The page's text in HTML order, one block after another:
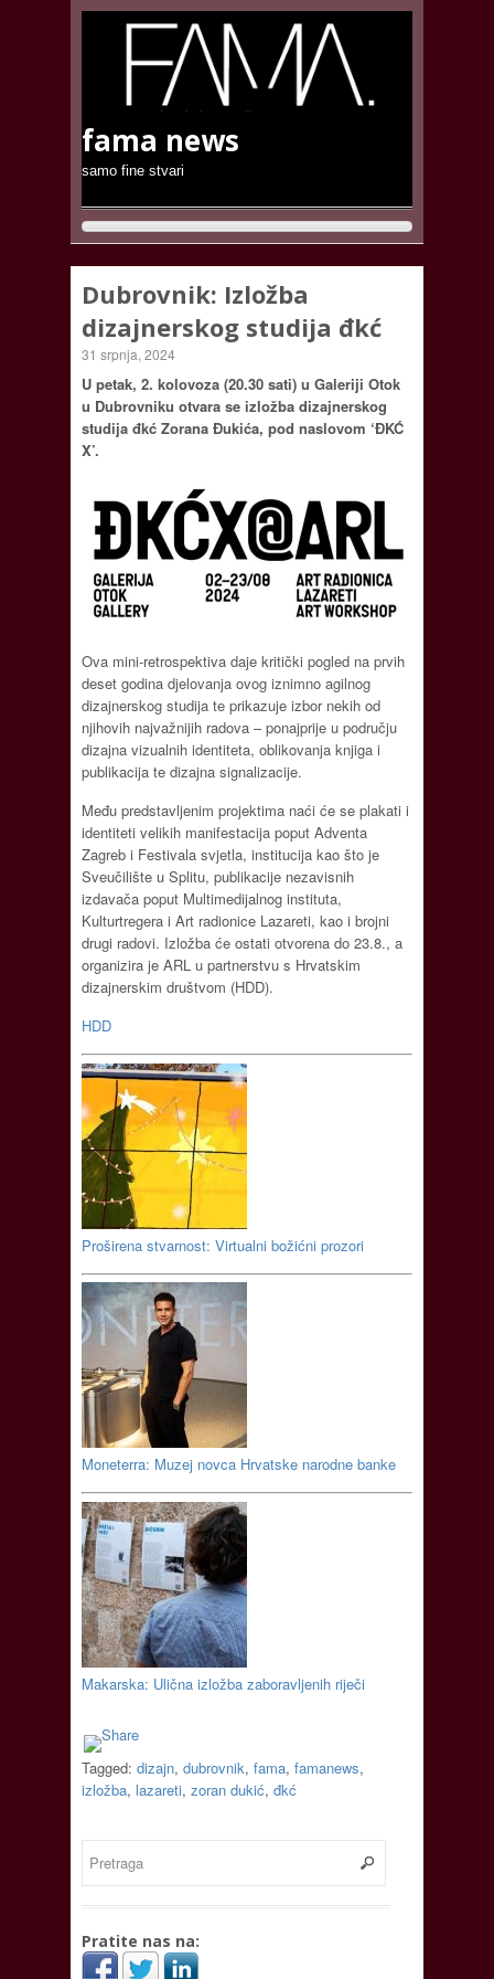
fama news
samo fine stvari
Dubrovnik: Izložba
dizajnerskog studija đkć
31 srpnja, 2024
U petak, 2. kolovoza (20.30 sati) u Galeriji Otok
u Dubrovniku otvara se izložba dizajnerskog
studija đkć Zorana Đukića, pod naslovom ‘ĐKĆ
X’.
Ova mini-retrospektiva daje kritički pogled na prvih
deset godina djelovanja ovog iznimno agilnog
dizajnerskog studija te prikazuje izbor nekih od
njihovih najvažnijih radova – ponajprije u području
dizajna vizualnih identiteta, oblikovanja knjiga i
publikacija te dizajna signalizacije.
Među predstavljenim projektima naći će se plakati i
identiteti velikih manifestacija poput Adventa
Zagreb i Festivala svjetla, institucija kao što je
Sveučilište u Splitu, publikacije nezavisnih
izdavača poput Multimedijalnog instituta,
Kulturtregera i Art radionice Lazareti, kao i brojni
drugi radovi. Izložba će ostati otvorena do 23.8., a
organizira je ARL u partnerstvu s Hrvatskim
dizajnerskim društvom (HDD).
HDD
Proširena stvarnost: Virtualni božićni prozori
Moneterra: Muzej novca Hrvatske narodne banke
Makarska: Ulična izložba zaboravljenih riječi
Tagged: dizajn, dubrovnik, fama, famanews,
izložba, lazareti, zoran dukić, đkć
Pratite nas na: